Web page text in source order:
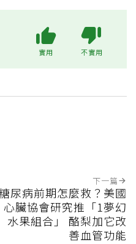
實用 不實用
下一篇
尿病前期怎麼救？美國
心臟協會研究推「1夢幻
水果組合」 酪梨加它改
善血管功能